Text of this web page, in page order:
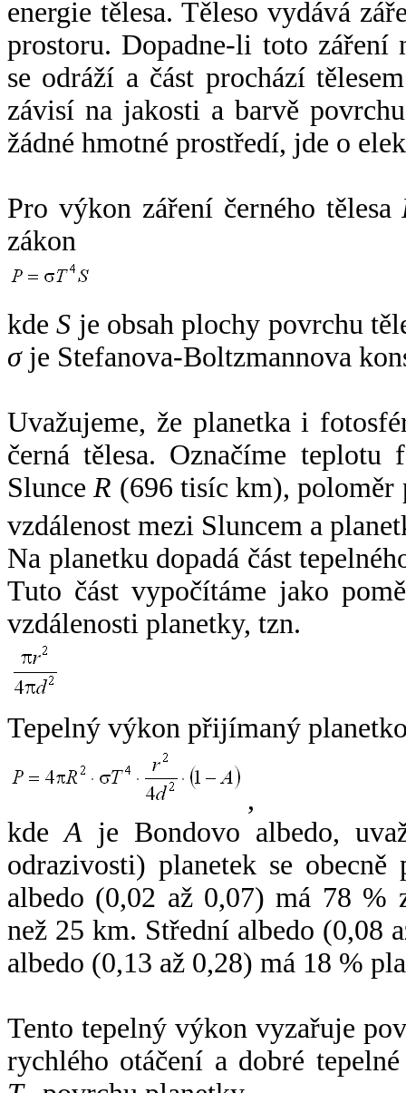
energie tělesa. Těleso vydává
prostoru. Dopadne-li toto záření
se odráží a část prochází
závisí na jakosti a barvě
žádné hmotné prostředí, jde o
Pro výkon záření černého tělesa
zákon
kdeS je obsah plochy povrchu
σje Stefanova-Boltzmannova
Uvažujeme, že planetka i
černá tělesa. Označíme
SlunceR (696 tisíc km),
vzdálenost mezi Sluncem a
Na planetku dopadá část
Tuto část vypočítáme jako
vzdálenosti planetky, tzn.
Tepelný výkon přijímaný
,
kdeA je Bondovo albedo,
odrazivosti) planetek se
albedo (0,02 až 0,07) má 78 %
než 25 km. Střední albedo (0,08
albedo (0,13 až 0,28) má 18 %
Tento tepelný výkon vyzařuje
rychlého otáčení a dobré